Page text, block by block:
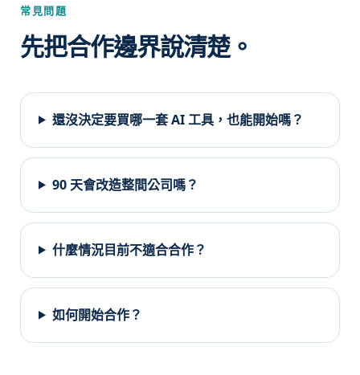
常見問題
先把合作邊界說清楚。
還沒決定要買哪一套 AI 工具，也能開始嗎？
90 天會改造整間公司嗎？
什麼情況目前不適合合作？
如何開始合作？